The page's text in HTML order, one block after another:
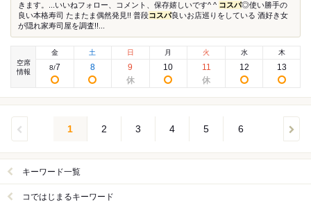
きます。...いいねフォロー、コメント、保存嬉しいです^ ^ コスパ◎使い勝手の
良い本格寿司 たまたま偶然発見!! 普段コスパ良いお店巡りをしている 酒好き女
が隠れ家寿司屋を調査!!...
空席
情報
金
8/7
土
8
日
9
月
10
火
11
水
12
木
13
1 2 3 4 5 6
キーワード一覧
コではじまるキーワード